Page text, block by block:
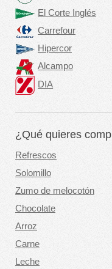
El Corte Inglés
Carrefour
Hipercor
Alcampo
DIA
¿Qué quieres
Refrescos
Solomillo
Zumo de melocotón
Chocolate
Arroz
Carne
Leche